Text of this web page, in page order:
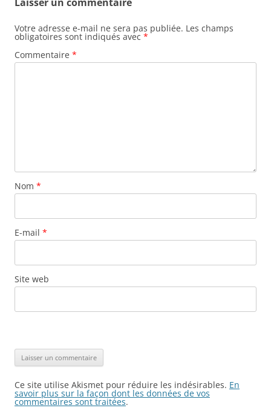
o
k
n
Votre adresse e-mail ne sera pas publiée. Les champs
obligatoires sont indiqués avec *
Commentaire *
Nom *
E-mail *
Site web
Ce site utilise Akismet pour réduire les indésirables. En
savoir plus sur la façon dont les données de vos
commentaires sont traitées.